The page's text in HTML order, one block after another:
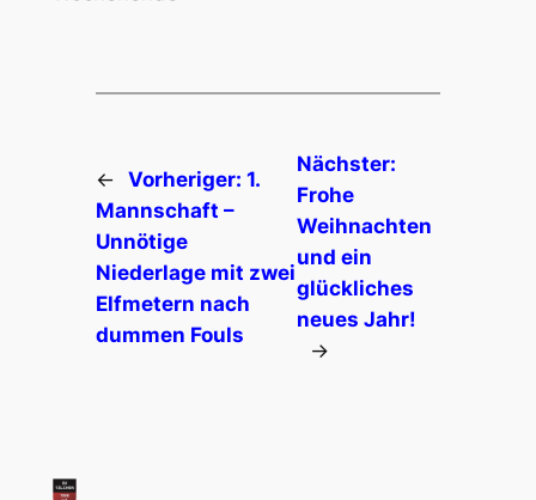
← Vorheriger: 1.
Mannschaft –
Unnötige
Niederlage mit zwei
Elfmetern nach
dummen Fouls
Nächster:
Frohe
Weihnachten
und ein
glückliches
neues Jahr!
→